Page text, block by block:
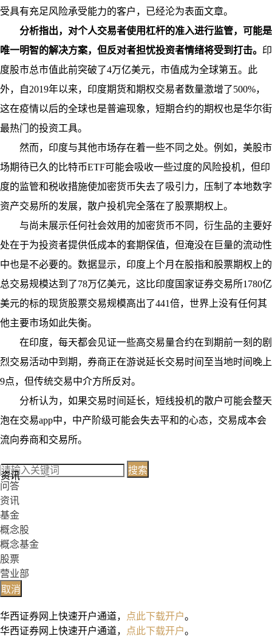
受具有充足风险承受能力的客户，已经沦为表面文章。
分析指出，对个人交易者使用杠杆的准入进行监管，可能是
唯一明智的解决方案，但反对者担忧投资者情绪将受到打击。 印
度股市总市值此前突破了4万亿美元，市值成为全球第五。此
外，自2019年以来，印度期货和期权交易者数量激增了500%，
这在疫情以后的全球也是普遍现象，短期合约的期权也是华尔街
最热门的投资工具。
然而，印度与其他市场存在着一些不同之处。例如，美股市
场期待已久的比特币ETF可能会吸收一些过度的风险投机，但印
度的监管和税收措施使加密货币失去了吸引力，压制了本地数字
资产交易所的发展，散户投机完全落在了股票期权上。
与尚未展示任何社会效用的加密货币不同，衍生品的主要好
处在于为投资者提供低成本的套期保值，但淹没在巨量的流动性
中也是不必要的。数据显示，印度上个月在股指和股票期权上的
总交易规模达到了78万亿美元，这比印度国家证券交易所1780亿
美元的标的现货股票交易规模高出了441倍，世界上没有任何其
他主要市场如此失衡。
在印度，每天都会见证一些高交易量合约在到期前一刻的剧
烈交易活动中到期，券商正在游说延长交易时间至当地时间晚上
9点，但传统交易中介方所反对。
分析认为，如果交易时间延长，短线投机的散户可能会整天
泡在交易app中，中产阶级可能会失去平和的心态，交易成本会
流向券商和交易所。
资讯
搜索
问答
资讯
基金
概念股
概念基金
股票
营业部
取消
华西证券网上快速开户通道， 点此下载开户。
华西证券网上快速开户通道，
点此下载开户。